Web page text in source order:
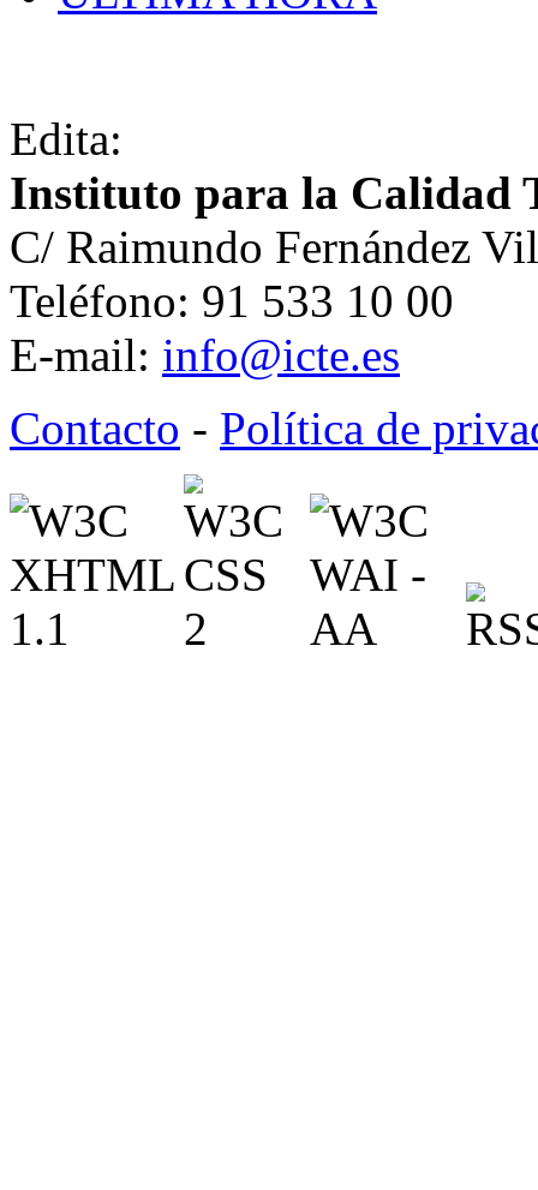
Edita:
Instituto para la Calidad
C/ Raimundo Fernández
Teléfono: 91 533 10 00
E-mail: info@icte.es
Contacto - Política de